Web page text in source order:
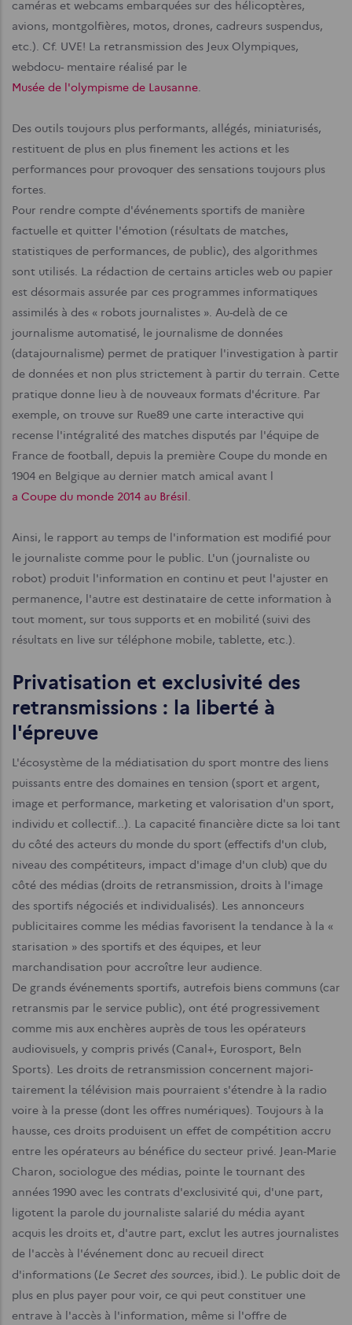
caméras et webcams embarquées sur des hélicoptères,
avions, montgolfières, motos, drones, cadreurs suspendus,
etc.). Cf. UVE! La retransmission des Jeux Olympiques,
webdocu- mentaire réalisé par le
Musée de l'olympisme de Lausanne.
Des outils toujours plus performants, allégés, miniaturisés,
restituent de plus en plus finement les actions et les
performances pour provoquer des sensations toujours plus
fortes.
Pour rendre compte d'événements sportifs de manière
factuelle et quitter l'émotion (résultats de matches,
statistiques de performances, de public), des algorithmes
sont utilisés. La rédac­tion de certains articles web ou papier
est désor­mais assurée par ces programmes informatiques
assimilés à des « robots journalistes ». Au-delà de ce
journalisme automatisé, le journalisme de données
(datajournalisme) permet de pratiquer l'investigation à partir
de données et non plus strictement à partir du terrain. Cette
pratique donne lieu à de nouveaux formats d'écriture. Par
exemple, on trouve sur Rue89 une carte interac­tive qui
recense l'intégralité des matches disputés par l'équipe de
France de football, depuis la pre­mière Coupe du monde en
1904 en Belgique au dernier match amical avant l
a Coupe du monde 2014 au Brésil.
Ainsi, le rapport au temps de l'information est modifié pour
le journaliste comme pour le public. L'un (journaliste ou
robot) produit l'informa­tion en continu et peut l'ajuster en
permanence, l'autre est destinataire de cette information à
tout moment, sur tous supports et en mobilité (suivi des
résultats en live sur téléphone mobile, tablette, etc.).
Privatisation et exclusivité des
retransmissions : la liberté à
l'épreuve
L'écosystème de la médiatisation du sport montre des liens
puissants entre des domaines en tension (sport et argent,
image et performance, marketing et valorisation d'un sport,
individu et collectif...). La capacité financière dicte sa loi tant
du côté des acteurs du monde du sport (effectifs d'un club,
niveau des compétiteurs, impact d'image d'un club) que du
côté des médias (droits de retrans­mission, droits à l'image
des sportifs négociés et individualisés). Les annonceurs
publicitaires comme les médias favorisent la tendance à la «
starisation » des sportifs et des équipes, et leur
marchandisation pour accroître leur audience.
De grands événements sportifs, autrefois biens communs (car
retransmis par le service public), ont été progressivement
comme mis aux enchères auprès de tous les opérateurs
audiovisuels, y com­pris privés (Canal+, Eurosport, Beln
Sports). Les droits de retransmission concernent majori­
tairement la télévision mais pourraient s'étendre à la radio
voire à la presse (dont les offres numé­riques). Toujours à la
hausse, ces droits produisent un effet de compétition accru
entre les opérateurs au bénéfice du secteur privé. Jean-Marie
Charon, sociologue des médias, pointe le tournant des
années 1990 avec les contrats d'exclusivité qui, d'une part,
ligotent la parole du journaliste sala­rié du média ayant
acquis les droits et, d'autre part, exclut les autres journalistes
de l'accès à l'événement donc au recueil direct
d'informations (Le Secret des sources, ibid.). Le public doit de
plus en plus payer pour voir, ce qui peut consti­tuer une
entrave à l'accès à l'information, même si l'offre de